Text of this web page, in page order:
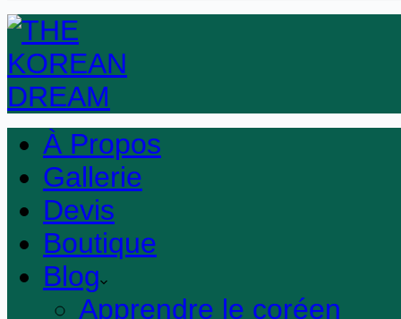
À Propos
Gallerie
Devis
Boutique
Blog
Apprendre le coréen